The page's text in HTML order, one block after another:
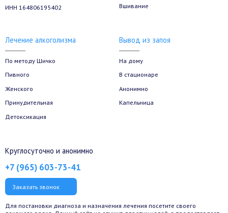
ИНН 164806195402
Вшивание
Лечение алкоголизма
По методу Шичко
Пивного
Женского
Принудительная
Детоксикация
Вывод из запоя
На дому
В стационаре
Анонимно
Капельница
Круглосуточно и анонимно
+7 (965) 603-73-41
Заказать звонок
Для постановки диагноза и назначения лечения посетите своего